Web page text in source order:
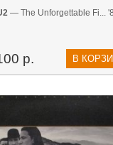
— The Unforgettable Fi...
р. В